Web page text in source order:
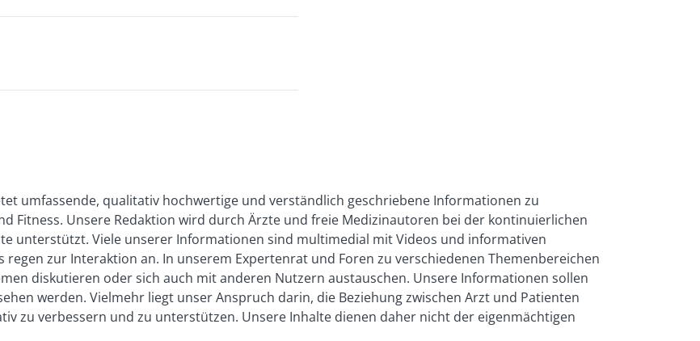
fileuploads/ECoPv2%20DE.pdf(Abruf:
– Erkennen, Vorbeugen, Bekämpfen:
1410/publikationen/171013_uba_rg_bettwanzen_bf.pdf
Bettwanzen:
03/2024)
umfassende, qualitativ hochwertige und verständlich geschriebene Informationen zu
Fitness. Unsere Redaktion wird durch Ärzte und freie Medizinautoren bei der kontinuierlichen
unterstützt. Viele unserer Informationen sind multimedial mit Videos und informativen
zur Interaktion an. In unserem Expertenrat und Foren zu verschiedenen Themenbereichen
diskutieren oder sich auch mit anderen Nutzern austauschen. Unsere Informationen sollen
werden. Vielmehr liegt unser Anspruch darin, die Beziehung zwischen Arzt und Patienten
zu verbessern und zu unterstützen. Unsere Inhalte dienen daher nicht der eigenmächtigen